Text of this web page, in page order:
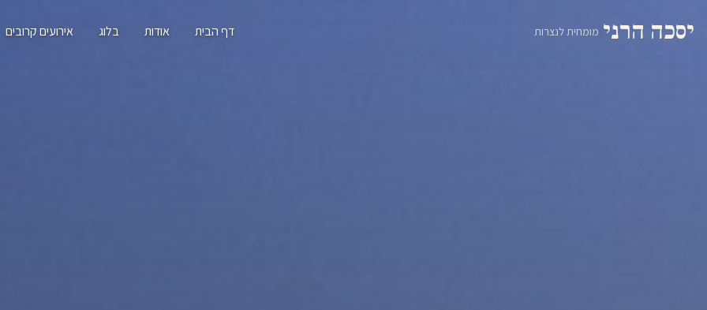
יסכה הרני|מומחית לנצרות דף הבית אודות בלוג אירועים קרובים